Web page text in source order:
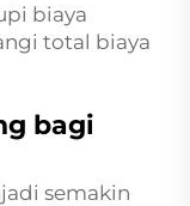
biaya
total biaya
bagi
semakin